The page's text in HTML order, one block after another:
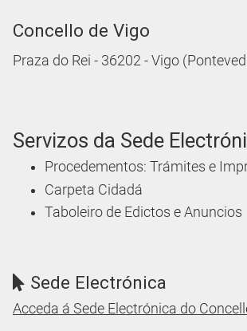
Concello de Vigo
Praza do Rei - 36202 - Vigo
Servizos da Sede
Procedementos: Trámites e
Carpeta Cidadá
Taboleiro de Edictos e Anuncios
Sede Electrónica
Acceda á Sede Electrónica do